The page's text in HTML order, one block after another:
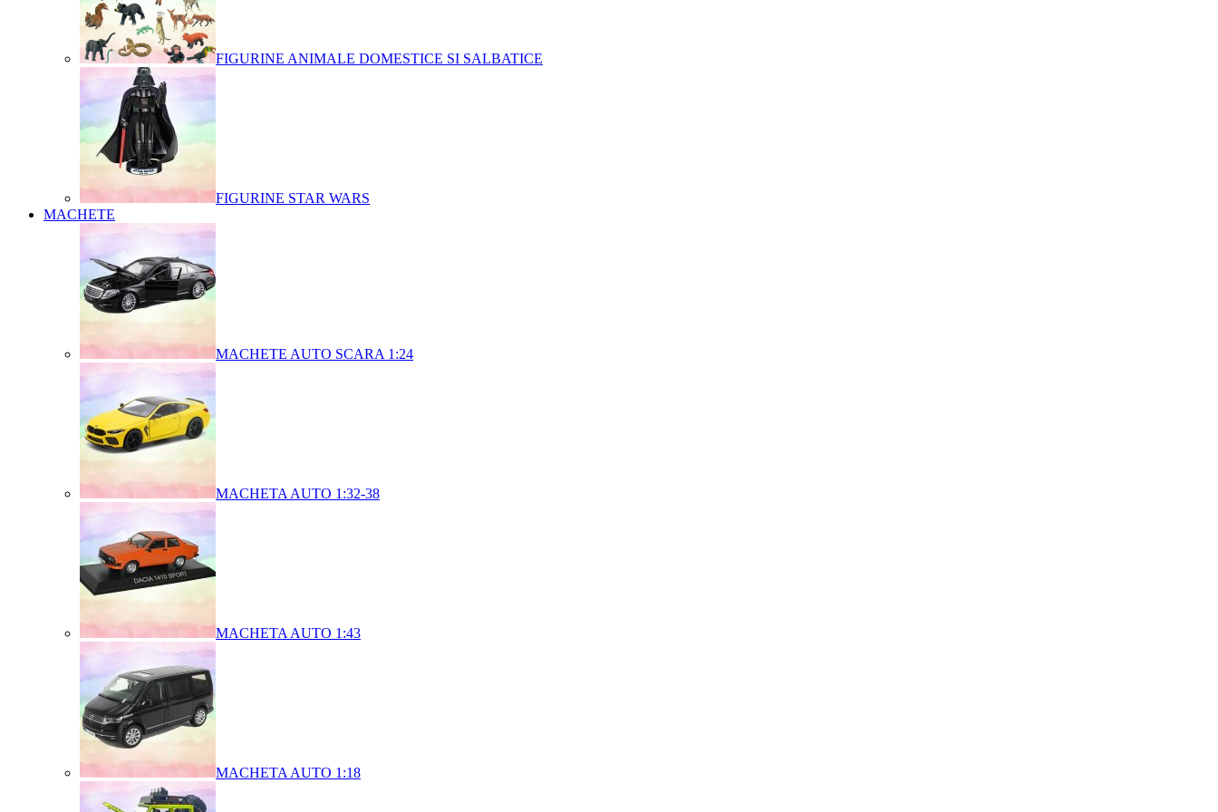
FIGURINE ANIMALE DOMESTICE SI SALBATICE
FIGURINE STAR WARS
MACHETE
MACHETE AUTO SCARA 1:24
MACHETA AUTO 1:32-38
MACHETA AUTO 1:43
MACHETA AUTO 1:18